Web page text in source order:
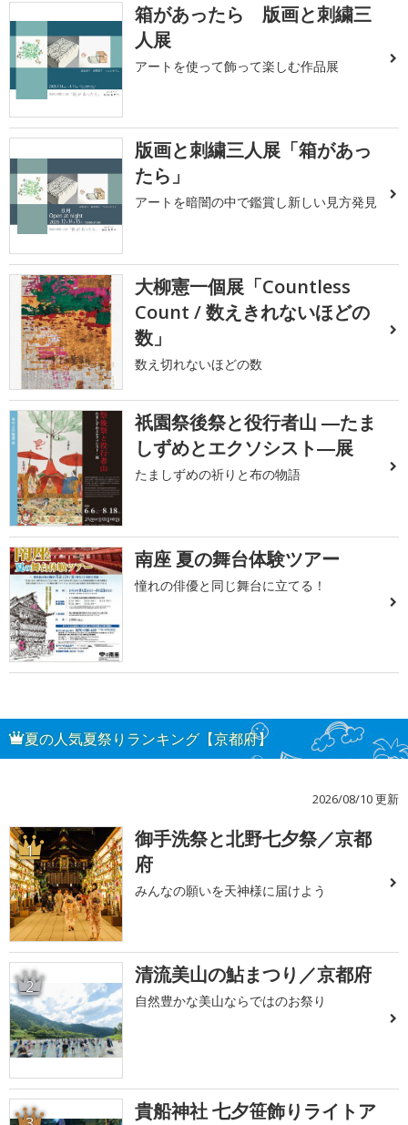
箱があったら 版画と刺繍三
人展
アートを使って飾って楽しむ作品展
版画と刺繍三人展「箱があっ
たら」
アートを暗闇の中で鑑賞し新しい見方発見
大柳憲一個展「Countless
Count / 数えきれないほどの
数」
数え切れないほどの数
祇園祭後祭と役行者山 ―たま
しずめとエクソシスト―展
たましずめの祈りと布の物語
南座 夏の舞台体験ツアー
憧れの俳優と同じ舞台に立てる！
夏の人気夏祭りランキング【京都府】
2026/08/10 更新
1
御手洗祭と北野七夕祭／京都
府
みんなの願いを天神様に届けよう
2 清流美山の鮎まつり／京都府
自然豊かな美山ならではのお祭り
貴船神社 七夕笹飾りライトア